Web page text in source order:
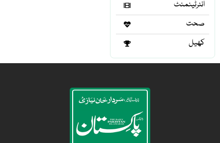
انٹرٹینمنٹ
صحت
کھیل